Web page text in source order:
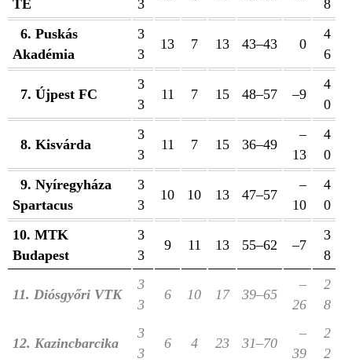
TE
3
8
6. Puskás
Akadémia
3
3
13 7 13 43–43 0
4
6
7. Újpest FC
3
3
11 7 15 48–57 –9
4
0
8. Kisvárda
3
3
11 7 15 36–49
–
13
4
0
9. Nyíregyháza
Spartacus
3
3
10 10 13 47–57
–
10
4
0
10. MTK
Budapest
3
3
9 11 13 55–62 –7
3
8
11. Diósgyőri VTK
3
3
6 10 17 39–65
–
26
2
8
12. Kazincbarcika
3
3
6 4 23 31–70
–
39
2
2